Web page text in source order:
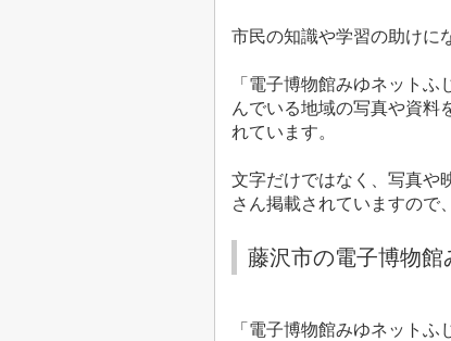
市民の知識や学習の助けに
「電子博物館みゆネット
んでいる地域の写真や資料
れています。
文字だけではなく、写真や
さん掲載されていますので
藤沢市の電子博物
「電子博物館みゆネット